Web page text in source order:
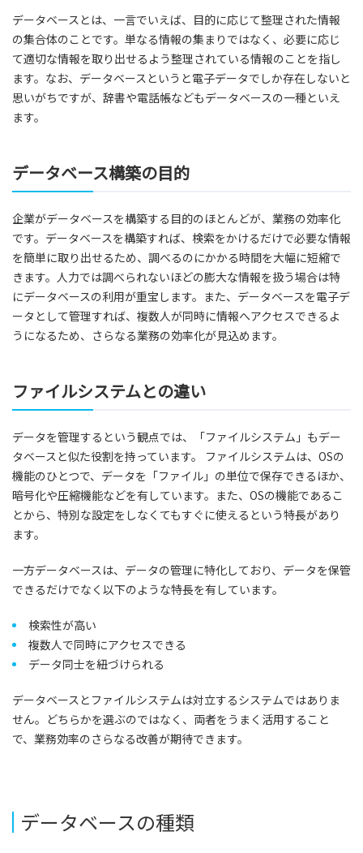
データベースとは、一言でいえば、目的に応じて整理された情報
の集合体のことです。単なる情報の集まりではなく、必要に応じ
て適切な情報を取り出せるよう整理されている情報のことを指し
ます。なお、データベースというと電子データでしか存在しないと
思いがちですが、辞書や電話帳などもデータベースの一種といえ
ます。
データベース構築の目的
企業がデータベースを構築する目的のほとんどが、業務の効率化
です。データベースを構築すれば、検索をかけるだけで必要な情報
を簡単に取り出せるため、調べるのにかかる時間を大幅に短縮で
きます。人力では調べられないほどの膨大な情報を扱う場合は特
にデータベースの利用が重宝します。また、データベースを電子デ
ータとして管理すれば、複数人が同時に情報へアクセスできるよ
うになるため、さらなる業務の効率化が見込めます。
ファイルシステムとの違い
データを管理するという観点では、「ファイルシステム」もデー
タベースと似た役割を持っています。 ファイルシステムは、OSの
機能のひとつで、データを「ファイル」の単位で保存できるほか、
暗号化や圧縮機能などを有しています。また、OSの機能であるこ
とから、特別な設定をしなくてもすぐに使えるという特長があり
ます。
一方データベースは、データの管理に特化しており、データを保管
できるだけでなく以下のような特長を有しています。
検索性が高い
複数人で同時にアクセスできる
データ同士を紐づけられる
データベースとファイルシステムは対立するシステムではありま
せん。どちらかを選ぶのではなく、両者をうまく活用すること
で、業務効率のさらなる改善が期待できます。
データベースの種類